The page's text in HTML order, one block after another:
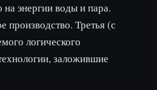
энергии воды и пара.
производство. Третья (с
логического
заложившие